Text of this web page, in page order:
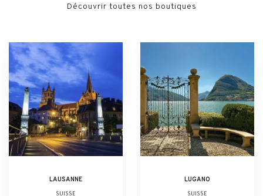
Découvrir toutes nos boutiques
LAUSANNE
SUISSE
LUGANO
SUISSE